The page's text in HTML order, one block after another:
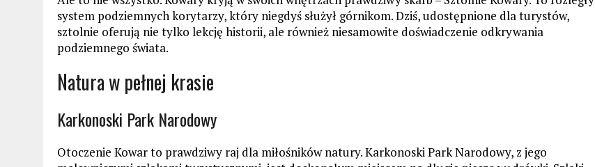
system podziemnych korytarzy, który niegdyś służył górnikom. Dziś, udostępnione dla turystów,
sztolnie oferują nie tylko lekcję historii, ale również niesamowite doświadczenie odkrywania
podziemnego świata.
Natura w pełnej krasie
Karkonoski Park Narodowy
Otoczenie Kowar to prawdziwy raj dla miłośników natury. Karkonoski Park Narodowy, z jego